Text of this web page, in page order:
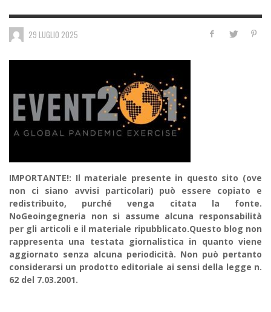
29 LUGLIO 2025
IMPORTANTE!: Il materiale presente in questo sito (ove
non ci siano avvisi particolari) può essere copiato e
redistribuito, purché venga citata la fonte.
NoGeoingegneria non si assume alcuna responsabilità
per gli articoli e il materiale ripubblicato.Questo blog non
rappresenta una testata giornalistica in quanto viene
aggiornato senza alcuna periodicità. Non può pertanto
considerarsi un prodotto editoriale ai sensi della legge n.
62 del 7.03.2001.